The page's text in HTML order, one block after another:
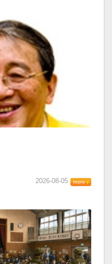
2026-08-05